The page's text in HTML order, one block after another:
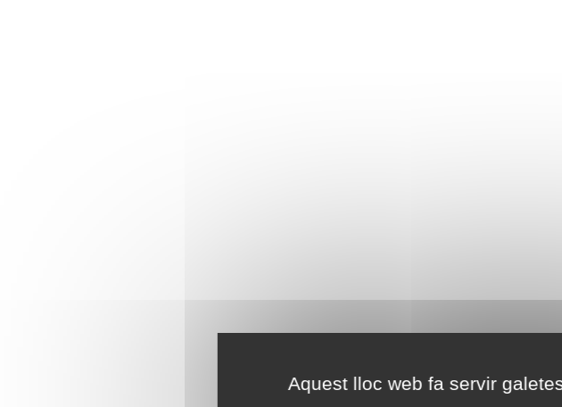
Aquest lloc web fa servir